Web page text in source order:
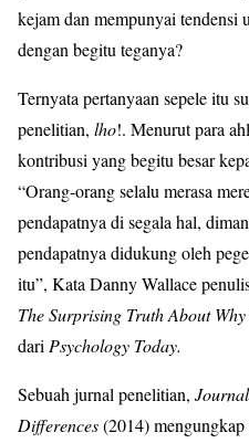
kejam dan mempunyai tendensi
dengan begitu teganya?
Ternyata pertanyaan sepele itu
penelitian, lho!. Menurut para
kontribusi yang begitu besar
“Orang-orang selalu merasa
pendapatnya di segala hal,
pendapatnya didukung oleh
itu”, Kata Danny Wallace
The Surprising Truth About
dari Psychology Today.
Sebuah jurnal penelitian,
Differences(2014)